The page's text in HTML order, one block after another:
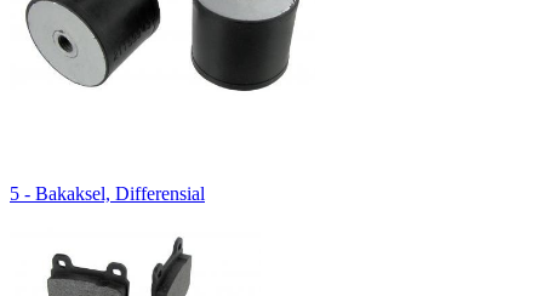
5 - Bakaksel, Differensial